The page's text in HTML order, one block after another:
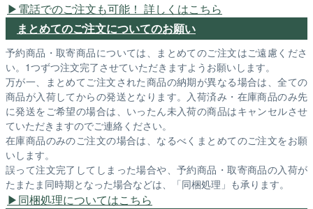
電話でのご注文も可能！ 詳しくはこちら
まとめてのご注文についてのお願い
予約商品・取寄商品については、まとめてのご注文はご遠慮くださ
い。1つずつ注文完了させていただきますようお願いします。
万が一、まとめてご注文された商品の納期が異なる場合は、全ての
商品が入荷してからの発送となります。入荷済み・在庫商品のみ先
に発送をご希望の場合は、いったん未入荷の商品はキャンセルさせ
ていただきますのでご連絡ください。
在庫商品のみのご注文の場合は、なるべくまとめてのご注文をお願
いします。
誤って注文完了してしまった場合や、予約商品・取寄商品の入荷が
たまたま同時期となった場合などは、「同梱処理」も承ります。
同梱処理についてはこちら